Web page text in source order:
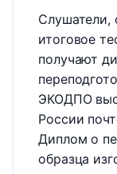
Слушатели,
итоговое
получают
ЭКОДПО
России
Диплом о
образца